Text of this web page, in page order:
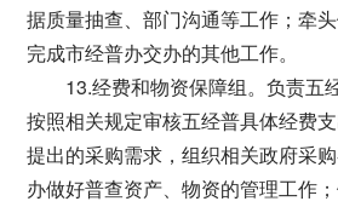
据质量抽查、部门沟通等工作；牵
完成市经普办交办的其他工作。
13.经费和物资保障组。负责五
按照相关规定审核五经普具体经费
提出的采购需求，组织相关政府采
办做好普查资产、物资的管理工作